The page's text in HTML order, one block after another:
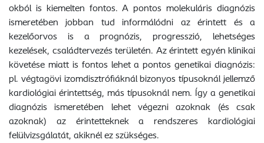
okból is kiemelten fontos. A pontos molekuláris diagnózis
ismeretében jobban tud informálódni az érintett és a
kezelőorvos is a prognózis, progresszió, lehetséges
kezelések, családtervezés területén. Az érintett egyén klinikai
követése miatt is fontos lehet a pontos genetikai diagnózis:
pl. végtagövi izomdisztrófiáknál bizonyos típusoknál jellemző
kardiológiai érintettség, más típusoknál nem. Így a genetikai
diagnózis ismeretében lehet végezni azoknak (és csak
azoknak) az érintetteknek a rendszeres kardiológiai
felülvizsgálatát, akiknél ez szükséges.